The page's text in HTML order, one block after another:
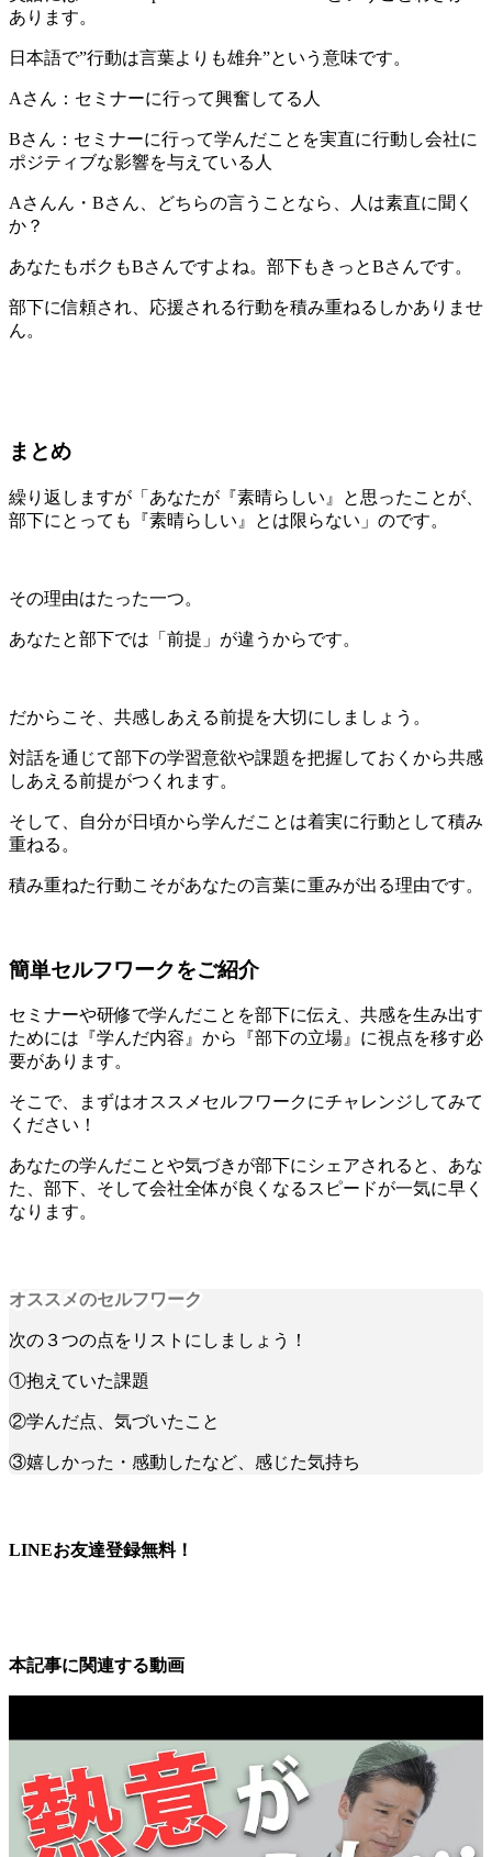
あります。
日本語で”行動は言葉よりも雄弁”という意味です。
Aさん：セミナーに行って興奮してる人
Bさん：セミナーに行って学んだことを実直に行動し会社に
ポジティブな影響を与えている人
Aさんん・Bさん、どちらの言うことなら、人は素直に聞く
か？
あなたもボクもBさんですよね。部下もきっとBさんです。
部下に信頼され、応援される行動を積み重ねるしかありませ
ん。
まとめ
繰り返しますが「あなたが『素晴らしい』と思ったことが、
部下にとっても『素晴らしい』とは限らない」のです。
その理由はたった一つ。
あなたと部下では「前提」が違うからです。
だからこそ、共感しあえる前提を大切にしましょう。
対話を通じて部下の学習意欲や課題を把握しておくから共感
しあえる前提がつくれます。
そして、自分が日頃から学んだことは着実に行動として積み
重ねる。
積み重ねた行動こそがあなたの言葉に重みが出る理由です。
簡単セルフワークをご紹介
セミナーや研修で学んだことを部下に伝え、共感を生み出す
ためには『学んだ内容』から『部下の立場』に視点を移す必
要があります。
そこで、まずはオススメセルフワークにチャレンジしてみて
ください！
あなたの学んだことや気づきが部下にシェアされると、あな
た、部下、そして会社全体が良くなるスピードが一気に早く
なります。
オススメのセルフワーク
次の３つの点をリストにしましょう！
①抱えていた課題
②学んだ点、気づいたこと
③嬉しかった・感動したなど、感じた気持ち
LINEお友達登録無料！
本記事に関連する動画